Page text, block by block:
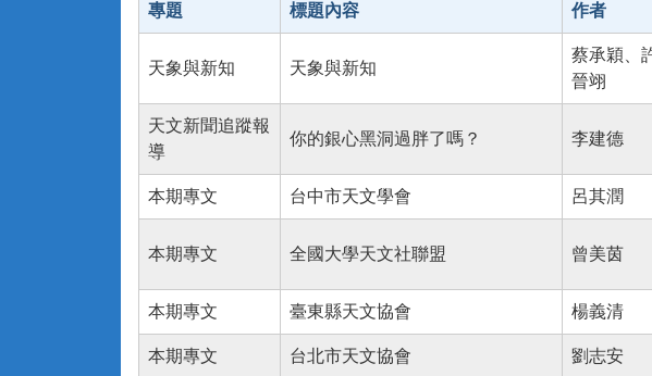
專題
標題內容 作者
天象與新知 天象與新知
蔡承穎、
晉翊
天文新聞追蹤報
導
你的銀心黑洞過胖了嗎？ 李建德
本期專文 台中市天文學會 呂其潤
本期專文 全國大學天文社聯盟 曾美茵
本期專文 臺東縣天文協會 楊義清
本期專文 台北市天文協會 劉志安